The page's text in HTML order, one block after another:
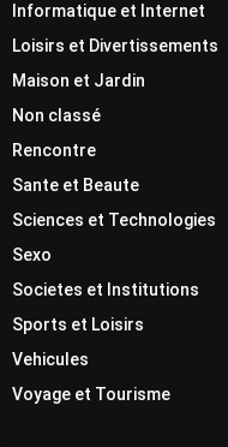
Informatique et Internet
Loisirs et Divertissements
Maison et Jardin
Non classé
Rencontre
Sante et Beaute
Sciences et Technologies
Sexo
Societes et Institutions
Sports et Loisirs
Vehicules
Voyage et Tourisme